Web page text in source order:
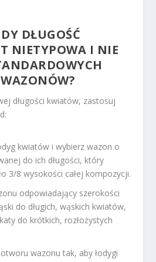
DŁUGOŚĆ
NIETYPOWA I NIE
długości kwiatów, zastosuj
kwiatów i wybierz wazon o
do ich długości, który
3/8 wysokości całej kompozycji.
odpowiadający szerokości
do długich, wąskich kwiatów,
do krótkich, rozłożystych
wazonu tak, aby łodygi